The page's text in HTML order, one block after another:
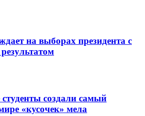
на выборах президента с
создали самый
«кусочек» мела